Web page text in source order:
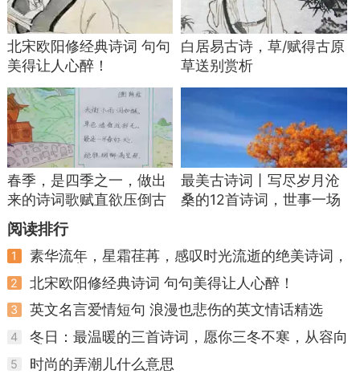
42. 人有悲欢离合，月有阴晴圆缺，此事古难
全。——《水调歌头·明月几时有》
43. 但愿人长久，千里共婵娟。——《水调歌
头·明月几时有》
44. 不识庐山真面目，只缘身在此山中。——
《题西林壁》
45. 春宵一刻值千金，花有清香月有阴。——
《春宵》
46. 日啖荔枝三百颗，不辞长作岭南人。——
《食荔枝》
仙》
48. 万事到头都是梦，休休。明日黄花蝶也
北宋欧阳修经典诗词 句句
美得让人心醉！
白居易古诗，草/赋得古原
草送别赏析
春季，是四季之一，做出
来的诗词歌赋直欲压倒古
人
最美古诗词丨写尽岁月沧
桑的12首诗词，世事一场
阅读排行
1
素华流年，星霜荏苒，感叹时光流逝的绝美诗词，
2 北宋欧阳修经典诗词 句句美得让人心醉！
3 英文名言爱情短句 浪漫也悲伤的英文情话精选
4
冬日：最温暖的三首诗词，愿你三冬不寒，从容向
5 时尚的弄潮儿什么意思